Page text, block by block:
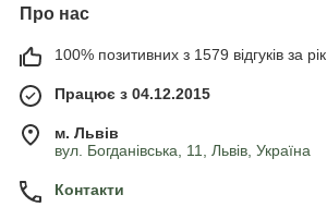
Про нас
100% позитивних з 1579 відгуків за рік
Працює з 04.12.2015
м. Львів
вул. Богданівська, 11, Львів, Україна
Контакти